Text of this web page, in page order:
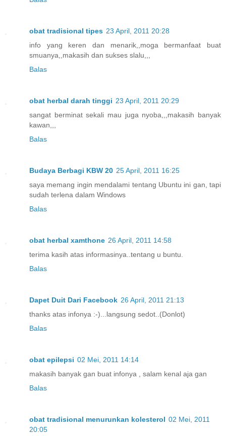
obat tradisional tipes 23 April, 2011 20:28
info yang keren dan menarik,,moga bermanfaat buat
smuanya,,makasih dan sukses slalu,,,
Balas
obat herbal darah tinggi 23 April, 2011 20:29
sangat berminat sekali mau juga nyoba,,,makasih banyak
kawan,,,
Balas
Budaya Berbagi KBW 20 25 April, 2011 16:25
saya memang ingin mendalami tentang Ubuntu ini gan, tapi
sudah terlena dalam Windows
Balas
obat herbal xamthone 26 April, 2011 14:58
terima kasih atas informasinya..tentang u buntu.
Balas
Dapet Duit Dari Facebook 26 April, 2011 21:13
thanks atas infonya :-)...langsung sedot..(Donlot)
Balas
obat epilepsi 02 Mei, 2011 14:14
makasih banyak gan buat infonya , salam kenal aja gan
Balas
obat tradisional menurunkan kolesterol 02 Mei, 2011
20:05